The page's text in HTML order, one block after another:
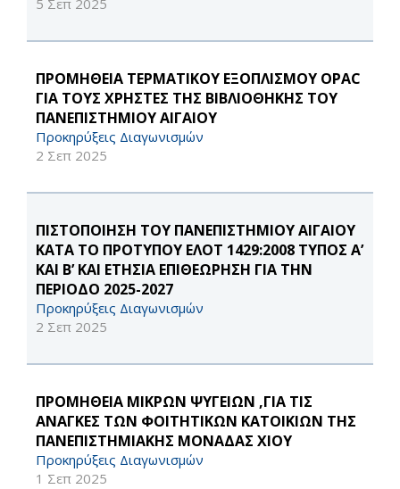
5 Σεπ 2025
ΠΡΟΜΗΘΕΙΑ ΤΕΡΜΑΤΙΚΟΥ ΕΞΟΠΛΙΣΜΟΥ OPAC
ΓΙΑ ΤΟΥΣ ΧΡΗΣΤΕΣ ΤΗΣ ΒΙΒΛΙΟΘΗΚΗΣ ΤΟΥ
ΠΑΝΕΠΙΣΤΗΜΙΟΥ ΑΙΓΑΙΟΥ
Προκηρύξεις Διαγωνισμών
2 Σεπ 2025
ΠΙΣΤΟΠΟΙΗΣΗ ΤΟΥ ΠΑΝΕΠΙΣΤΗΜΙΟΥ ΑΙΓΑΙΟΥ
ΚΑΤΑ ΤΟ ΠΡΟΤΥΠΟΥ ΕΛΟΤ 1429:2008 ΤΥΠΟΣ Α’
ΚΑΙ Β’ ΚΑΙ ΕΤΗΣΙΑ ΕΠΙΘΕΩΡΗΣΗ ΓΙΑ ΤΗΝ
ΠΕΡΙΟΔΟ 2025-2027
Προκηρύξεις Διαγωνισμών
2 Σεπ 2025
ΠΡΟΜΗΘΕΙΑ ΜΙΚΡΩΝ ΨΥΓΕΙΩΝ ,ΓΙΑ ΤΙΣ
ΑΝΑΓΚΕΣ ΤΩΝ ΦΟΙΤΗΤΙΚΩΝ ΚΑΤΟΙΚΙΩΝ ΤΗΣ
ΠΑΝΕΠΙΣΤΗΜΙΑΚΗΣ ΜΟΝΑΔΑΣ ΧΙΟΥ
Προκηρύξεις Διαγωνισμών
1 Σεπ 2025